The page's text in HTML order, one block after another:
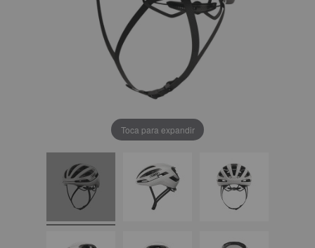
Toca para expandir